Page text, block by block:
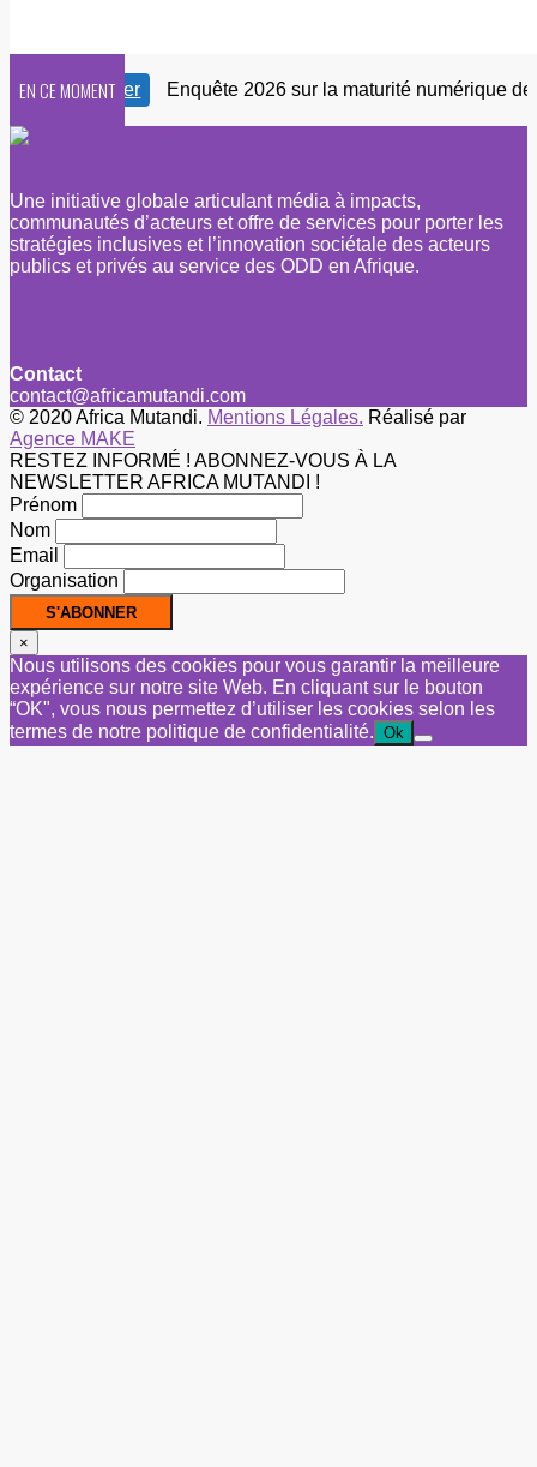
EN CE MOMENTEnquête 2026 sur la maturité numérique des
Une initiative globale articulant média à impacts,
communautés d’acteurs et offre de services pour porter les
stratégies inclusives et l’innovation sociétale des acteurs
publics et privés au service des ODD en Afrique.
Contact
contact@africamutandi.com
© 2020 Africa Mutandi. Mentions Légales. Réalisé par
Agence MAKE
RESTEZ INFORMÉ ! ABONNEZ-VOUS À LA
NEWSLETTER AFRICA MUTANDI !
Prénom
Nom
Email
Organisation
×
Nous utilisons des cookies pour vous garantir la meilleure
expérience sur notre site Web. En cliquant sur le bouton
“OK", vous nous permettez d’utiliser les cookies selon les
termes de notre politique de confidentialité. Ok